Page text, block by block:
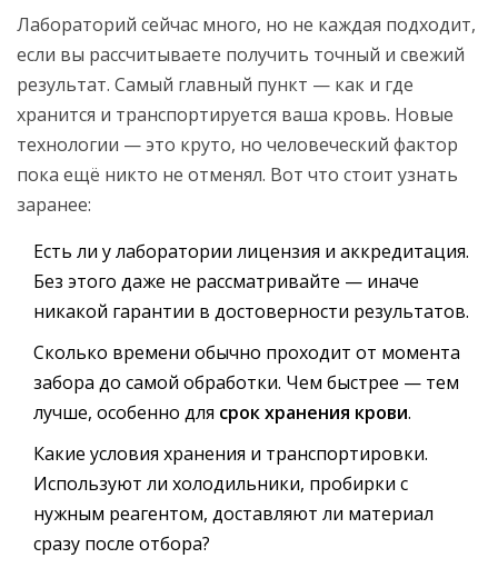
Лабораторий сейчас много, но не каждая подходит,
если вы рассчитываете получить точный и свежий
результат. Самый главный пункт — как и где
хранится и транспортируется ваша кровь. Новые
технологии — это круто, но человеческий фактор
пока ещё никто не отменял. Вот что стоит узнать
заранее:
Есть ли у лаборатории лицензия и аккредитация.
Без этого даже не рассматривайте — иначе
никакой гарантии в достоверности результатов.
Сколько времени обычно проходит от момента
забора до самой обработки. Чем быстрее — тем
лучше, особенно для срок хранения крови.
Какие условия хранения и транспортировки.
Используют ли холодильники, пробирки с
нужным реагентом, доставляют ли материал
сразу после отбора?